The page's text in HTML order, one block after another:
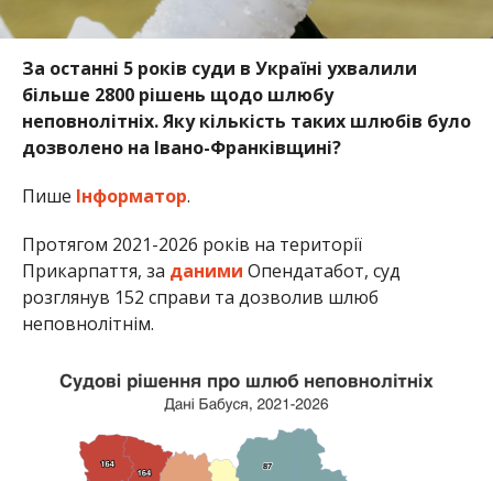
За останні 5 років суди в Україні ухвалили
більше 2800 рішень щодо шлюбу
неповнолітніх. Яку кількість таких шлюбів було
дозволено на Івано-Франківщині?
Пише Інформатор.
Протягом 2021-2026 років на території
Прикарпаття, за даними Опендатабот, суд
розглянув 152 справи та дозволив шлюб
неповнолітнім.